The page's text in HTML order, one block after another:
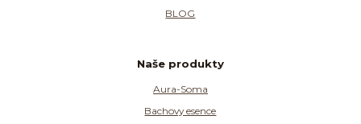
BLOG
Naše produkty
Aura-Soma
Bachovy esence